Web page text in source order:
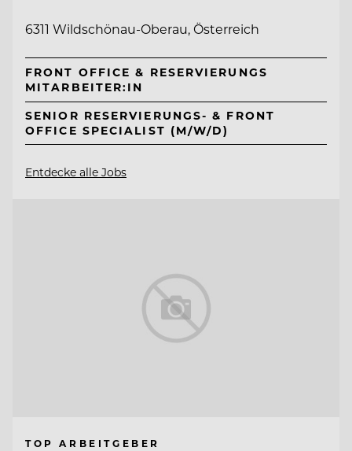
6311 Wildschönau-Oberau, Österreich
FRONT OFFICE & RESERVIERUNGS
MITARBEITER:IN
SENIOR RESERVIERUNGS- & FRONT
OFFICE SPECIALIST (M/W/D)
Entdecke alle Jobs
TOP ARBEITGEBER